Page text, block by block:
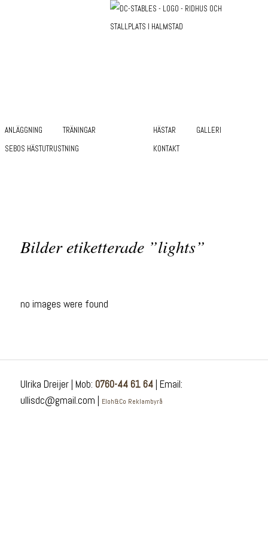
HOPPA TILL SEKUNDÄRT INNEHÅLL
ANLÄGGNING
TRÄNINGAR
SEBOS HÄSTUTRUSTNING
HÄSTAR
GALLERI
KONTAKT
Bilder etiketterade ”lights”
no images were found
Ulrika Dreijer | Mob: 0760-44 61 64 | Email:
ullisdc@gmail.com | Eloh&Co Reklambyrå